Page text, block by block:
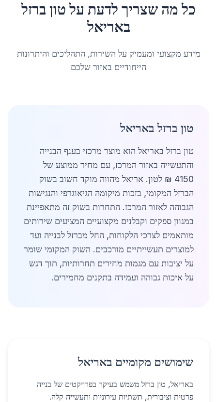
כל מה שצריך לדעת עלטון ברזל
באריאל
מידע מקצועי ומעמיק על השירות, התהליכים והיתרונות
הייחודיים באזור שלכם
טון ברזל באריאל
טון ברזל באריאל הוא מוצר מרכזי בענף הבנייה
והתעשייה באזור המרכז, עם מחיר ממוצע של
4150 ₪ לטון. אריאל מהווה מוקד חשוב בשוק
הברזל המקומי, בזכות מיקומה הגיאוגרפי והנגישות
הגבוהה לאזור המרכז. התחרות בשוק זה מתאפיינת
במגוון ספקים וקבלנים מקצועיים המציעים שירותים
מותאמים לצרכי הלקוחות, החל מברזל לבנייה ועד
למוצרים תעשייתיים מורכבים. השוק המקומי שומר
על יציבות עם מגמות מחירים תחרותיות, תוך דגש
על איכות גבוהה ועמידה בתקנים מחמירים.
שימושים מקומיים באריאל
באריאל, טון ברזל משמש בעיקר בפרויקטים של בנייה
פרטית וציבורית, תשתיות עירוניות ותעשייה קלה.